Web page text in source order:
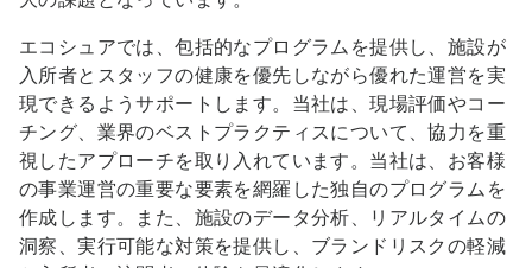
エコシュアでは、包括的なプログラムを提供し、施設が
入所者とスタッフの健康を優先しながら優れた運営を実
現できるようサポートします。当社は、現場評価やコー
チング、業界のベストプラクティスについて、協力を重
視したアプローチを取り入れています。当社は、お客様
の事業運営の重要な要素を網羅した独自のプログラムを
作成します。また、施設のデータ分析、リアルタイムの
洞察、実行可能な対策を提供し、ブランドリスクの軽減